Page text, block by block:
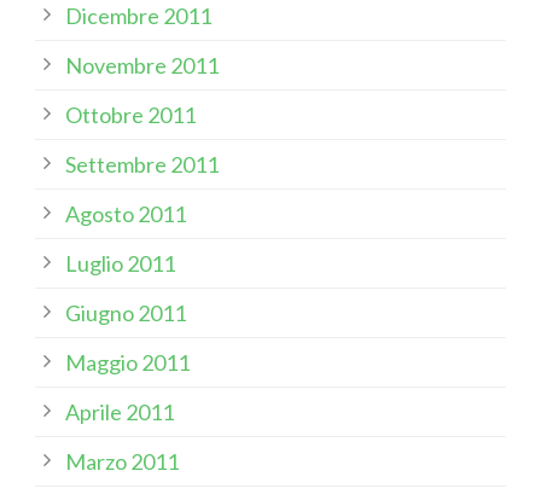
Dicembre 2011
Novembre 2011
Ottobre 2011
Settembre 2011
Agosto 2011
Luglio 2011
Giugno 2011
Maggio 2011
Aprile 2011
Marzo 2011